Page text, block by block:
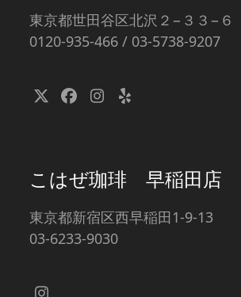
東京都世田谷区北沢２−３３−６
0120-935-466 / 03-5738-9207
TwitterFacebook
Instagram
Yelp
こはぜ珈琲 早稲田店
東京都新宿区西早稲田1-9-13
03-6233-9030